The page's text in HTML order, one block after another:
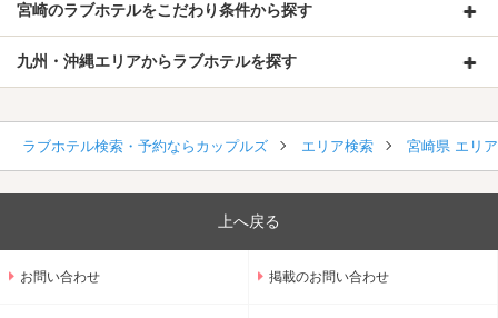
宮崎のラブホテルをこだわり条件から探す
九州・沖縄エリアからラブホテルを探す
ラブホテル検索・予約ならカップルズ エリア検索 宮崎県 エリ
上へ戻る
お問い合わせ 掲載のお問い合わせ